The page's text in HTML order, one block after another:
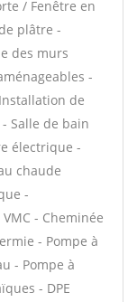
/ Fenêtre en
plâtre -
des murs
-
de
Salle de bain
électrique -
chaude
-
- Cheminée
- Pompe à
- Pompe à
- DPE